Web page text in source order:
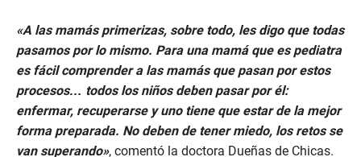
d
s
«A las mamás primerizas, sobre todo, les digo que todas
pasamos por lo mismo. Para una mamá que es pediatra
es fácil comprender a las mamás que pasan por estos
procesos… todos los niños deben pasar por él:
enfermar, recuperarse y uno tiene que estar de la mejor
forma preparada. No deben de tener miedo, los retos se
van superando», comentó la doctora Dueñas de Chicas.